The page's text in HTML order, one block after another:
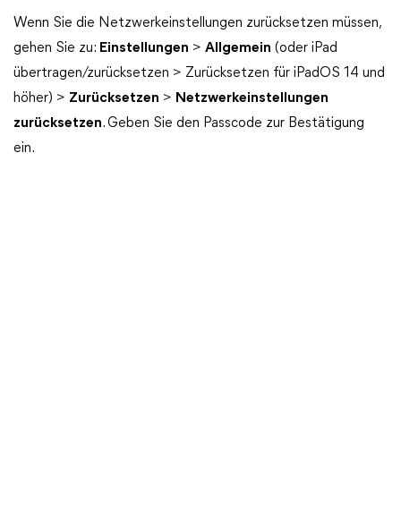
Wenn Sie die Netzwerkeinstellungen zurücksetzen müssen,
gehen Sie zu: Einstellungen > Allgemein (oder iPad
übertragen/zurücksetzen > Zurücksetzen für iPadOS 14 und
höher) > Zurücksetzen > Netzwerkeinstellungen
zurücksetzen. Geben Sie den Passcode zur Bestätigung
ein.